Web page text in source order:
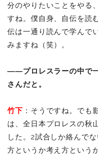
分のやりたいことをやる
すね。僕自身、自伝を読
伝は一通り読んで学んで
みますね（笑）。
――プロレスラーの中で
さんだと。
竹下 ：そうですね。でも
は、全日本プロレスの秋
した。2試合しか絡んで
方というか考え方という